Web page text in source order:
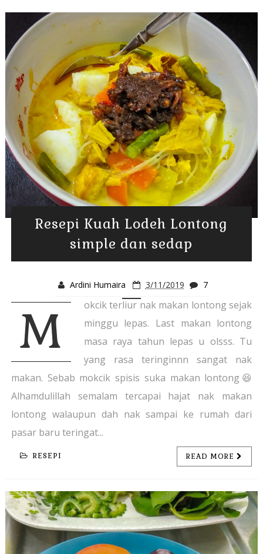
Resepi Kuah Lodeh Lontong
simple dan sedap
Ardini Humaira 3/11/2019 7
M
okcik terliur nak makan lontong sejak
minggu lepas. Last makan lontong
masa raya tahun lepas u olsss. Tu
yang rasa teringinnn sangat nak
makan. Sebab mokcik spisis suka makan lontong😆
Alhamdulillah semalam tercapai hajat nak makan
lontong walaupun dah nak sampai ke rumah dari
pasar baru teringat...
RESEPI READ MORE